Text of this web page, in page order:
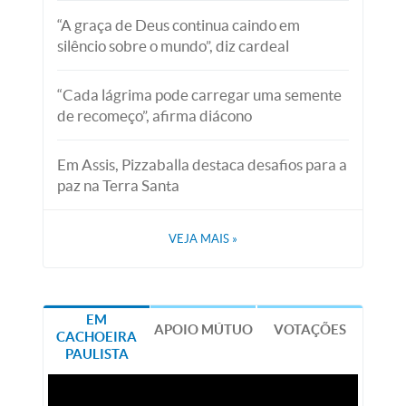
“A graça de Deus continua caindo em
silêncio sobre o mundo”, diz cardeal
“Cada lágrima pode carregar uma semente
de recomeço”, afirma diácono
Em Assis, Pizzaballa destaca desafios para a
paz na Terra Santa
VEJA MAIS »
EM
CACHOEIRA
PAULISTA
APOIO MÚTUO VOTAÇÕES